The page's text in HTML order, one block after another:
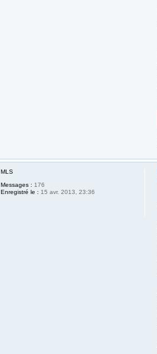
MLS
Messages : 176
Enregistré le : 15 avr. 2013, 23:36